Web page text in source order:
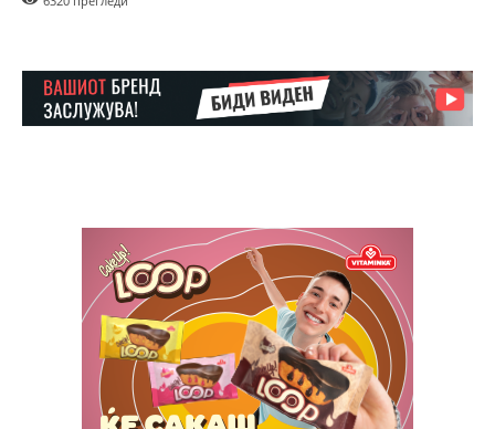
Etiam est nibh, lobortis sit
Praesent euismod ac
Yearly pricing Monthly pricing